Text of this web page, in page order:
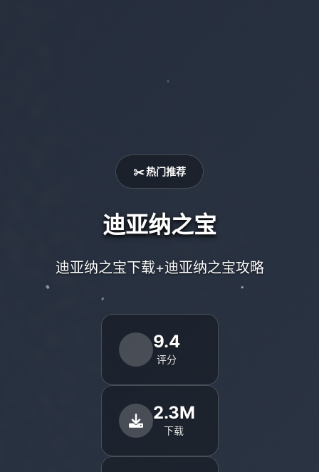
✂️ 热门推荐
迪亚纳之宝
迪亚纳之宝下载+迪亚纳之宝攻略
9.4
评分
2.3M
下载